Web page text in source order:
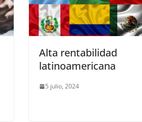
Alta rentabilidad
latinoamericana
5 julio, 2024